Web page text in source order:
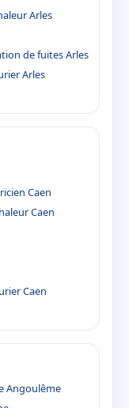
Arles
de fuites Arles
Arles
Caen
Caen
Caen
Angoulême